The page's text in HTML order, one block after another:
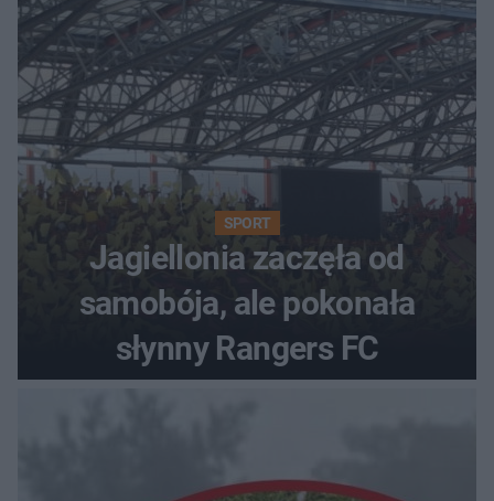
SPORT
Jagiellonia zaczęła od
samobója, ale pokonała
słynny Rangers FC